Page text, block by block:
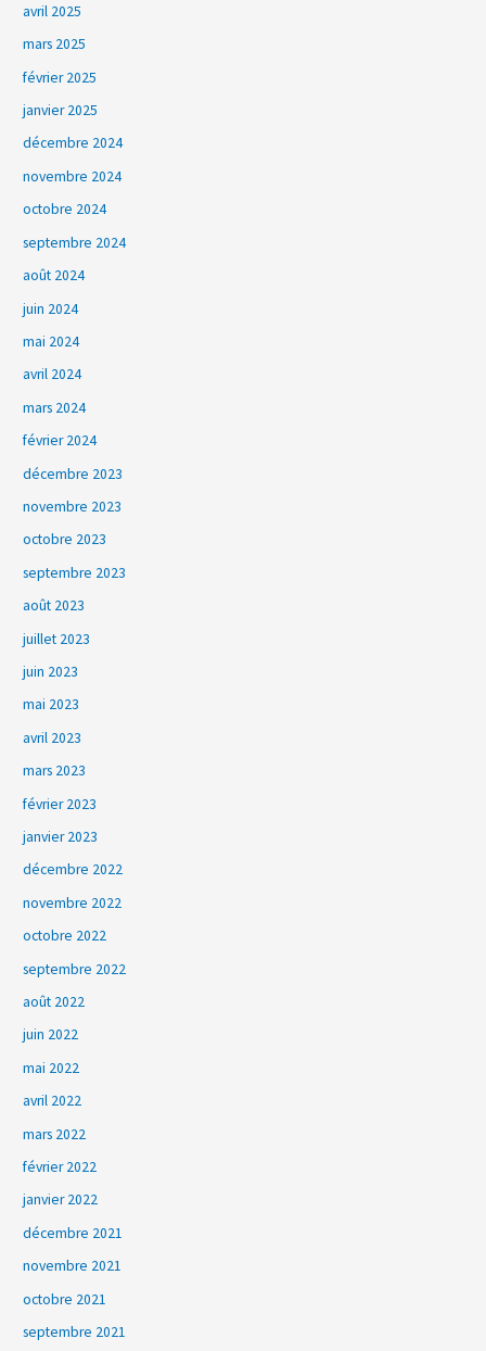
avril 2025
mars 2025
février 2025
janvier 2025
décembre 2024
novembre 2024
octobre 2024
septembre 2024
août 2024
juin 2024
mai 2024
avril 2024
mars 2024
février 2024
décembre 2023
novembre 2023
octobre 2023
septembre 2023
août 2023
juillet 2023
juin 2023
mai 2023
avril 2023
mars 2023
février 2023
janvier 2023
décembre 2022
novembre 2022
octobre 2022
septembre 2022
août 2022
juin 2022
mai 2022
avril 2022
mars 2022
février 2022
janvier 2022
décembre 2021
novembre 2021
octobre 2021
septembre 2021